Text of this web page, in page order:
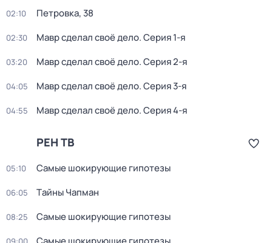
02:10 Петровка, 38
02:30 Мавр сделал своё дело. Серия 1-я
03:20 Мавр сделал своё дело. Серия 2-я
04:05 Мавр сделал своё дело. Серия 3-я
04:55 Мавр сделал своё дело. Серия 4-я
РЕН ТВ
05:10 Самые шoкиpующие гипотезы
06:05 Тaйны Чапман
08:25 Самые шoкиpующие гипотезы